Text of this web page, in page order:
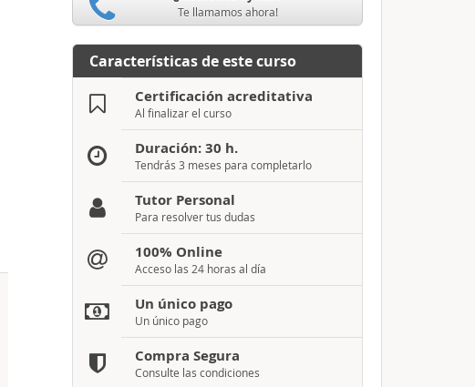
Te llamamos ahora!
Características de este curso
Certificación acreditativa
Al finalizar el curso
Duración: 30 h.
Tendrás 3 meses para completarlo
Tutor Personal
Para resolver tus dudas
100% Online
Acceso las 24 horas al día
Un único pago
Un único pago
Compra Segura
Consulte las condiciones